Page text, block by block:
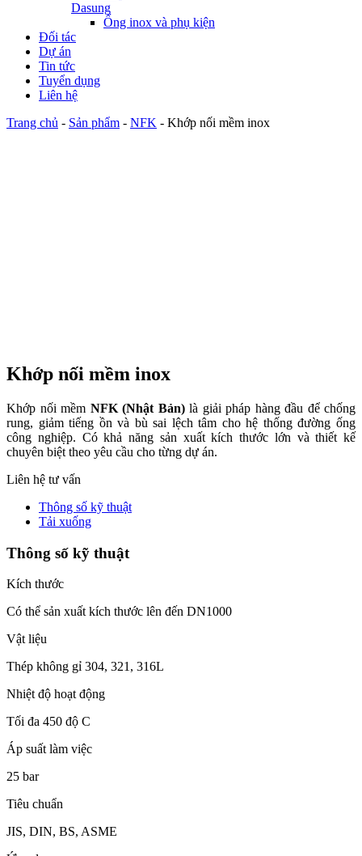
Dasung
Ống inox và phụ kiện
Đối tác
Dự án
Tin tức
Tuyển dụng
Liên hệ
Trang chủ - Sản phẩm - NFK - Khớp nối mềm inox
Khớp nối mềm inox
Khớp nối mềm NFK (Nhật Bản)là giải pháp hàng đầu để chống
rung, giảm tiếng ồn và bù sai lệch tâm cho hệ thống đường ống
công nghiệp. Có khả năng sản xuất kích thước lớn và thiết kế
chuyên biệt theo yêu cầu cho từng dự án.
Liên hệ tư vấn
Thông số kỹ thuật
Tải xuống
Thông số kỹ thuật
Kích thước
Có thể sản xuất kích thước lên đến DN1000
Vật liệu
Thép không gỉ 304, 321, 316L
Nhiệt độ hoạt động
Tối đa 450 độ C
Áp suất làm việc
25 bar
Tiêu chuẩn
JIS, DIN, BS, ASME